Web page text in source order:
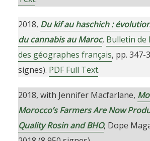
2018, Du kif au haschich :
du cannabis au Maroc, Bulletin de
des géographes français, pp. 347-
signes). PDF Full Text.
2018, with Jennifer Macfarlane,
Morocco’s Farmers Are Now
Quality Rosin and BHO, Dope